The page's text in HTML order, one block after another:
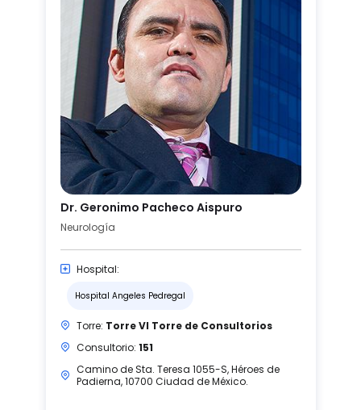
Dr. Geronimo Pacheco Aispuro
Neurología
Hospital:
Hospital Angeles Pedregal
Torre: Torre VI Torre de Consultorios
Consultorio: 151
Camino de Sta. Teresa 1055-S, Héroes de
Padierna, 10700 Ciudad de México.